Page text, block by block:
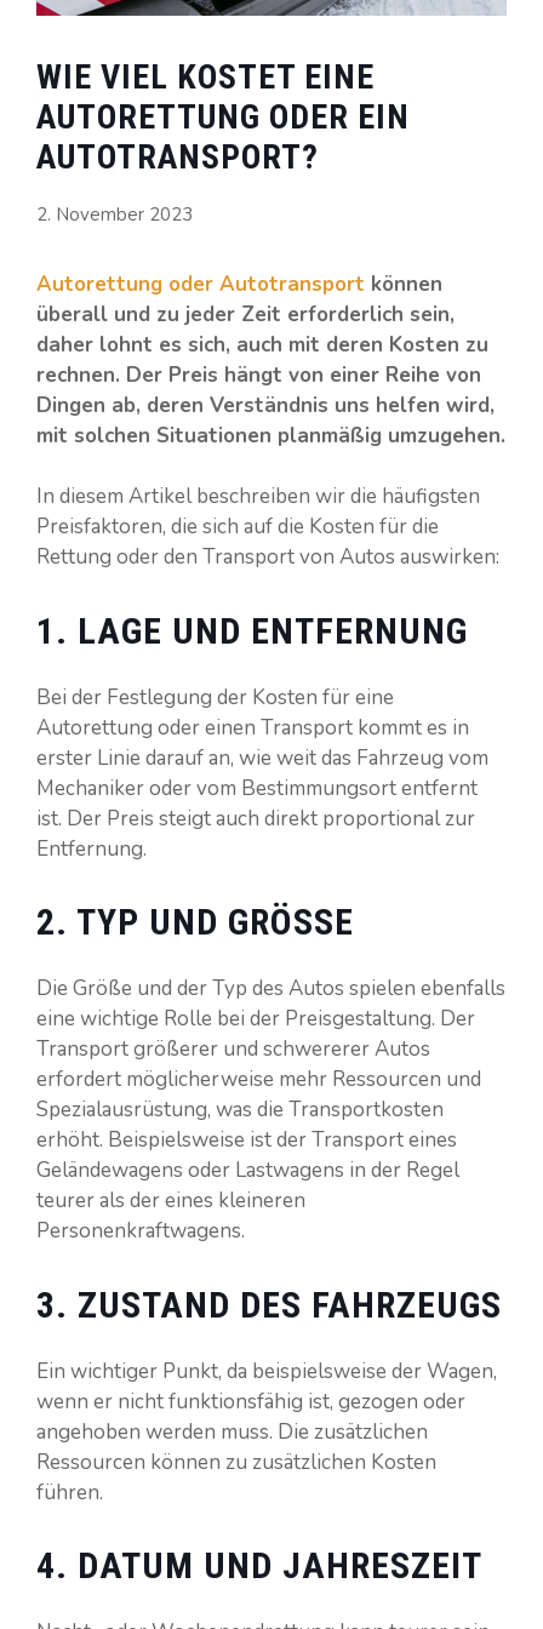
WIE VIEL KOSTET EINE
AUTORETTUNG ODER EIN
AUTOTRANSPORT?
2. November 2023
Autorettung oder Autotransport können
überall und zu jeder Zeit erforderlich sein,
daher lohnt es sich, auch mit deren Kosten zu
rechnen. Der Preis hängt von einer Reihe von
Dingen ab, deren Verständnis uns helfen wird,
mit solchen Situationen planmäßig umzugehen.
In diesem Artikel beschreiben wir die häufigsten
Preisfaktoren, die sich auf die Kosten für die
Rettung oder den Transport von Autos auswirken:
1. LAGE UND ENTFERNUNG
Bei der Festlegung der Kosten für eine
Autorettung oder einen Transport kommt es in
erster Linie darauf an, wie weit das Fahrzeug vom
Mechaniker oder vom Bestimmungsort entfernt
ist. Der Preis steigt auch direkt proportional zur
Entfernung.
2. TYP UND GRÖSSE
Die Größe und der Typ des Autos spielen ebenfalls
eine wichtige Rolle bei der Preisgestaltung. Der
Transport größerer und schwererer Autos
erfordert möglicherweise mehr Ressourcen und
Spezialausrüstung, was die Transportkosten
erhöht. Beispielsweise ist der Transport eines
Geländewagens oder Lastwagens in der Regel
teurer als der eines kleineren
Personenkraftwagens.
3. ZUSTAND DES FAHRZEUGS
Ein wichtiger Punkt, da beispielsweise der Wagen,
wenn er nicht funktionsfähig ist, gezogen oder
angehoben werden muss. Die zusätzlichen
Ressourcen können zu zusätzlichen Kosten
führen.
4. DATUM UND JAHRESZEIT